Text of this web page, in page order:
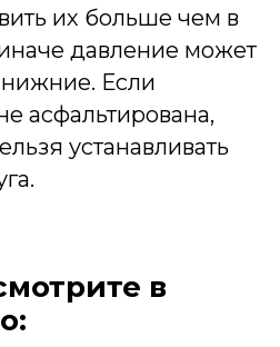
их больше чем в
давление может
Если
асфальтирована,
устанавливать
в